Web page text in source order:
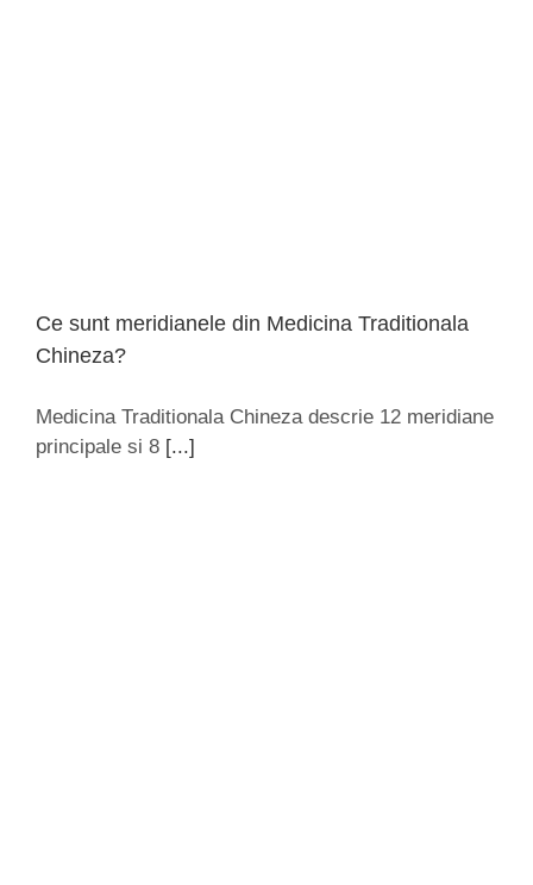
Ce sunt meridianele din Medicina Traditionala
Chineza?
Medicina Traditionala Chineza descrie 12 meridiane
principale si 8 [...]